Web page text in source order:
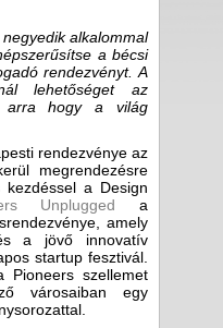
alkalommal
a bécsi
rendezvényt. A
lehetőséget az
arra hogy a világ
rendezvénye az
megrendezésre
a Design
Unplugged a
amely
a jövő innovatív
startup fesztivál.
Pioneers szellemet
városaiban egy